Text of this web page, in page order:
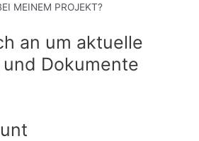
MEINEM PROJEKT?
an um aktuelle
Dokumente